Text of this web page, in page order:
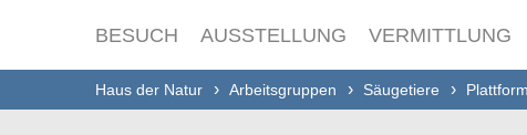
BESUCH AUSSTELLUNG VERMITTLUNG
Haus der Natur Arbeitsgruppen Säugetiere